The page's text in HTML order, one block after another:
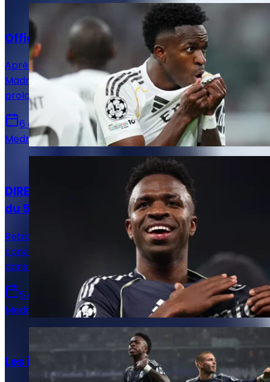
Actualités
Officiel : Vinicius Jr prolonge jusqu'en 2032 !
Après avoir annoncé l'arrivée de Yan Diomandé, le Real
Madrid en a profité pour annoncer également la
prolongation de Vinicius Jr pour six saisons !
6 août 2026
Medric Bouzermane
DIRECT. Suivez le live mercato Real Madrid
du 5 août !
Retrouvez toutes les informations du 5 août
concernant le mercato du Real Madrid, que ce soit
dans le sens des départs ou des arrivées.
5 août 2026
Medric Bouzermane
Les infos mercato Real Madrid du 4 août !